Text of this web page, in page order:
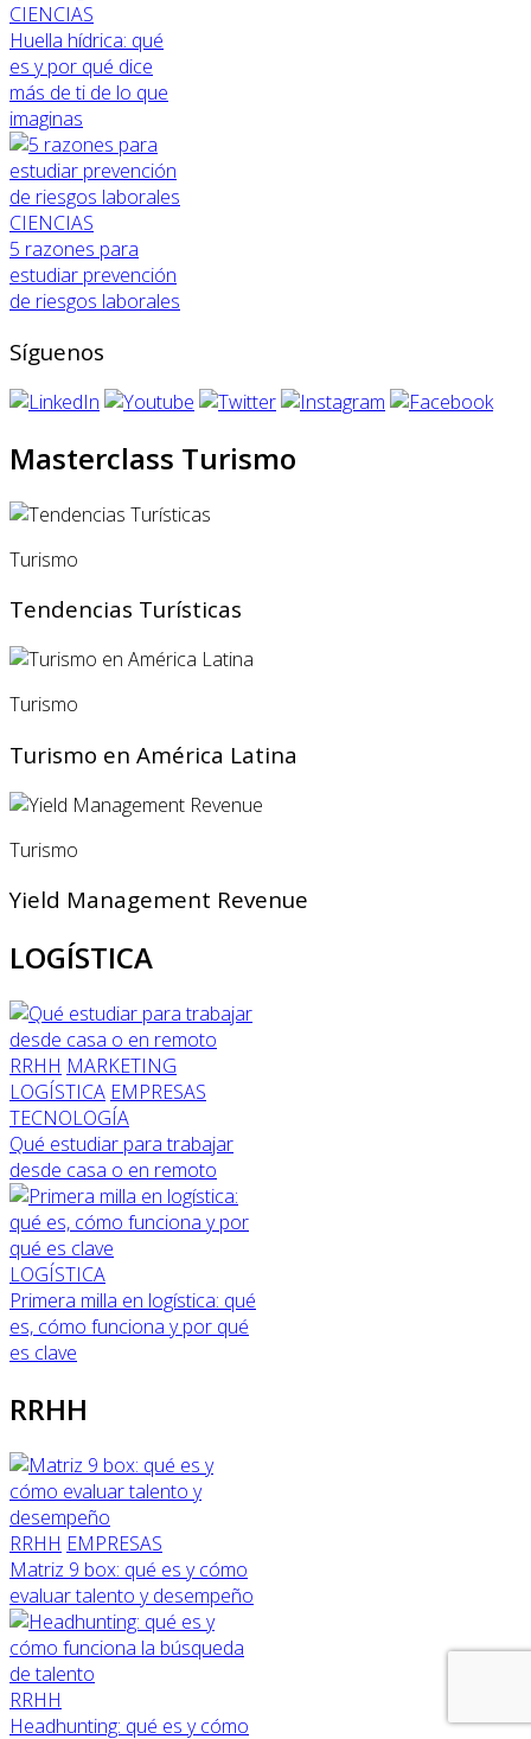
CIENCIAS
Huella hídrica: qué
es y por qué dice
más de ti de lo que
imaginas
CIENCIAS
5 razones para
estudiar prevención
de riesgos laborales
Síguenos
Masterclass Turismo
Turismo
Tendencias Turísticas
Turismo
Turismo en América Latina
Turismo
Yield Management Revenue
LOGÍSTICA
RRHH MARKETING
LOGÍSTICA EMPRESAS
TECNOLOGÍA
Qué estudiar para trabajar
desde casa o en remoto
LOGÍSTICA
Primera milla en logística: qué
es, cómo funciona y por qué
es clave
RRHH
RRHH EMPRESAS
Matriz 9 box: qué es y cómo
evaluar talento y desempeño
RRHH
Headhunting: qué es y cómo